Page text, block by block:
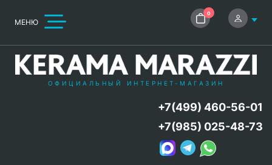
МЕНЮ
0
ОФИЦИАЛЬНЫЙ ИНТЕРНЕТ-МАГАЗИН
+7(499) 460-56-01
+7(985) 025-48-73